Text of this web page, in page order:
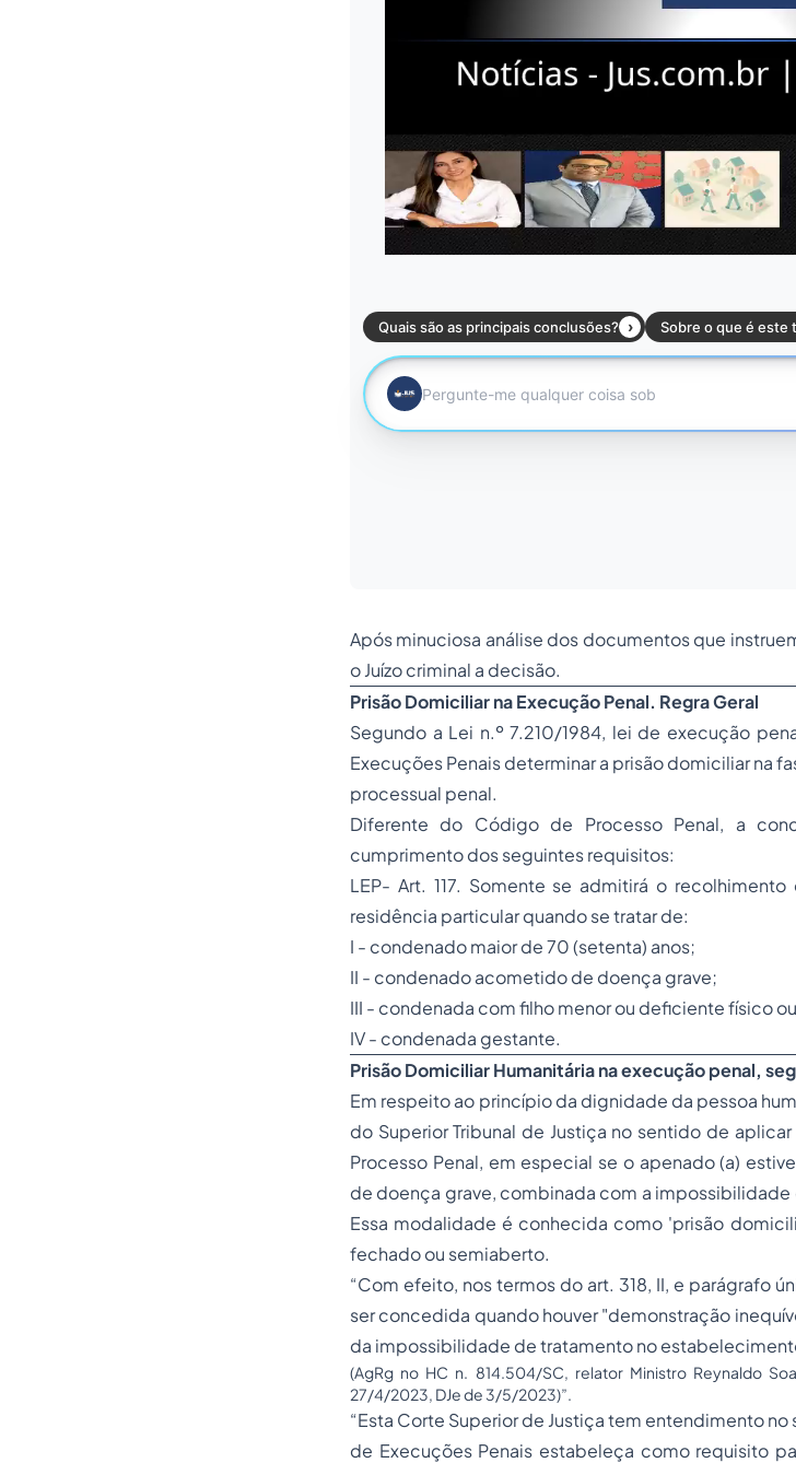
Após minuciosa análise dos documentos que
o Juízo criminal a decisão.
Prisão Domiciliar na Execução Penal. Regra Geral
Segundo a Lei n.º 7.210/1984, lei de execução
Execuções Penais determinar a prisão domiciliar na
processual penal.
Diferente do Código de Processo Penal, a
cumprimento dos seguintes requisitos:
LEP- Art. 117. Somente se admitirá o
residência particular quando se tratar de:
I - condenado maior de 70 (setenta) anos;
II - condenado acometido de doença grave;
III - condenada com filho menor ou deficiente físico
IV - condenada gestante.
Prisão Domiciliar Humanitária na execução penal,
Em respeito ao princípio da dignidade da pessoa
do Superior Tribunal de Justiça no sentido de
Processo Penal, em especial se o apenado (a)
de doença grave, combinada com a
Essa modalidade é conhecida como 'prisão
fechado ou semiaberto.
“Com efeito, nos termos do art. 318, II, e parágrafo
ser concedida quando houver "demonstração
da impossibilidade de tratamento no
(AgRg no HC n. 814.504/SC, relator Ministro Reynaldo
27/4/2023, DJe de 3/5/2023)”.
“Esta Corte Superior de Justiça tem entendimento no
de Execuções Penais estabeleça como requisito